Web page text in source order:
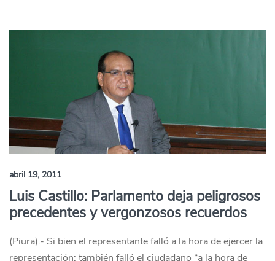
abril 19, 2011
Luis Castillo: Parlamento deja peligrosos
precedentes y vergonzosos recuerdos
(Piura).- Si bien el representante falló a la hora de ejercer la
representación; también falló el ciudadano “a la hora de